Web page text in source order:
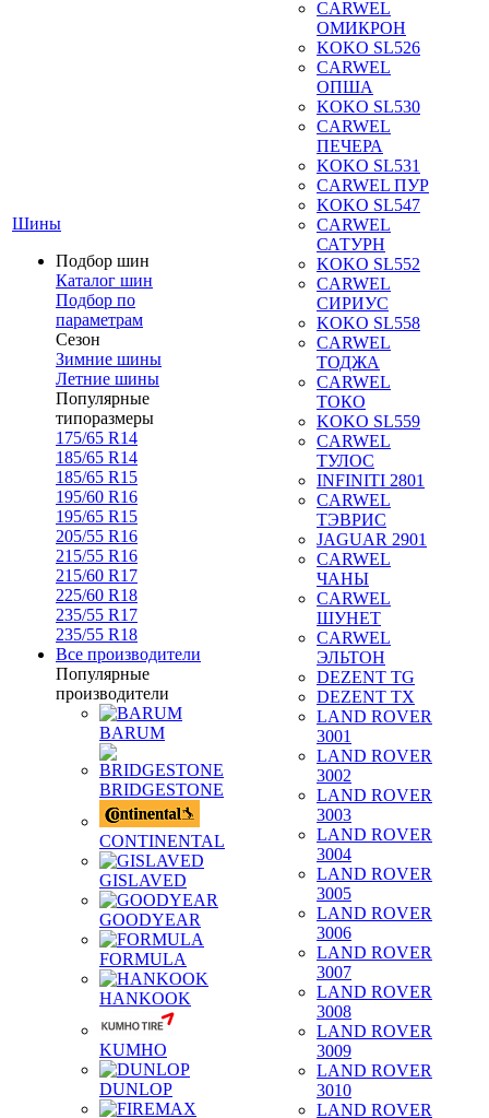
Шины
Подбор шин
Каталог шин
Подбор по
параметрам
Сезон
Зимние шины
Летние шины
Популярные
типоразмеры
175/65 R14
185/65 R14
185/65 R15
195/60 R16
195/65 R15
205/55 R16
215/55 R16
215/60 R17
225/60 R18
235/55 R17
235/55 R18
Все производители
Популярные
производители
BARUM
BRIDGESTONE
CONTINENTAL
GISLAVED
GOODYEAR
FORMULA
HANKOOK
KUMHO
DUNLOP
CARWEL
ОМИКРОН
KOKO SL526
CARWEL
ОПША
KOKO SL530
CARWEL
ПЕЧЕРА
KOKO SL531
CARWEL ПУР
KOKO SL547
CARWEL
САТУРН
KOKO SL552
CARWEL
СИРИУС
KOKO SL558
CARWEL
ТОДЖА
CARWEL
ТОКО
KOKO SL559
CARWEL
ТУЛОС
INFINITI 2801
CARWEL
ТЭВРИС
JAGUAR 2901
CARWEL
ЧАНЫ
CARWEL
ШУНЕТ
CARWEL
ЭЛЬТОН
DEZENT TG
DEZENT TX
LAND ROVER
3001
LAND ROVER
3002
LAND ROVER
3003
LAND ROVER
3004
LAND ROVER
3005
LAND ROVER
3006
LAND ROVER
3007
LAND ROVER
3008
LAND ROVER
3009
LAND ROVER
3010
LAND ROVER